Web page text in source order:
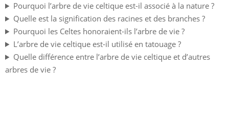
Pourquoi l’arbre de vie celtique est-il associé à la nature ?
Quelle est la signification des racines et des branches ?
Pourquoi les Celtes honoraient-ils l’arbre de vie ?
L’arbre de vie celtique est-il utilisé en tatouage ?
Quelle différence entre l’arbre de vie celtique et d’autres
arbres de vie ?